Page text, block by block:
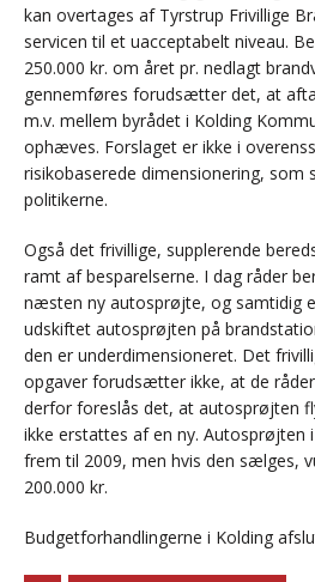
kan overtages af Tyrstrup Frivillige
servicen til et uacceptabelt niveau.
250.000 kr. om året pr. nedlagt
gennemføres forudsætter det, at
m.v. mellem byrådet i Kolding
ophæves. Forslaget er ikke i
risikobaserede dimensionering, som
politikerne.
Også det frivillige, supplerende
ramt af besparelserne. I dag råder
næsten ny autosprøjte, og samtidig
udskiftet autosprøjten på
den er underdimensioneret. Det
opgaver forudsætter ikke, at de
derfor foreslås det, at autosprøjten
ikke erstattes af en ny. Autosprøjten
frem til 2009, men hvis den sælges,
200.000 kr.
Budgetforhandlingerne i Kolding